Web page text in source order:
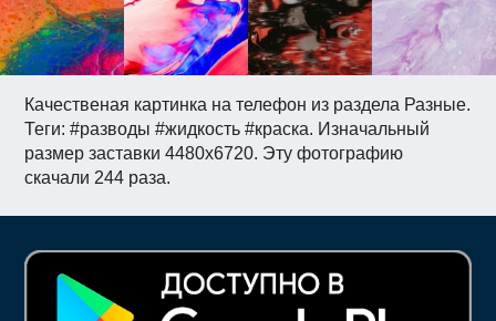
Качественая картинка на телефон из раздела Разные.
Теги: #разводы #жидкость #краска. Изначальный
размер заставки 4480x6720. Эту фотографию
скачали 244 раза.